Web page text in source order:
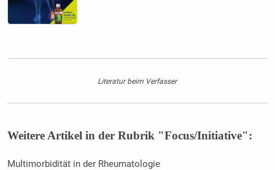
Literatur beim Verfasser
Weitere Artikel in der Rubrik "Focus/Initiative":
Multimorbidität in der Rheumatologie